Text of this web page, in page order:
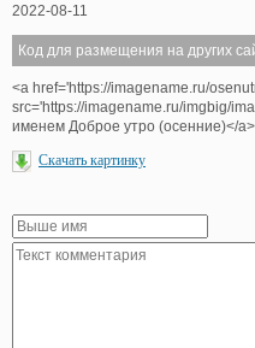
2022-08-11
Код для размещения на других
<a href='https://imagename.ru/
src='https://imagename.ru/imgbig/
именем Доброе утро (осенние)</a>
Скачать картинку